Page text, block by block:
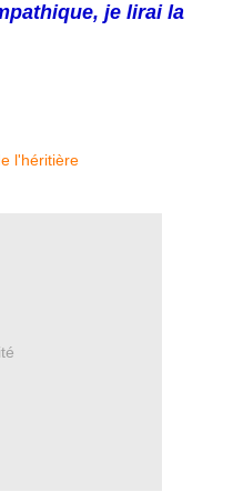
je lirai la